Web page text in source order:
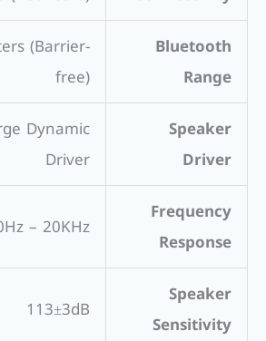
Bluetooth
Range
(Barrier-
free)
Speaker
Driver
Dynamic
Driver
Frequency
Response
– 20KHz
Speaker
Sensitivity
113±3dB